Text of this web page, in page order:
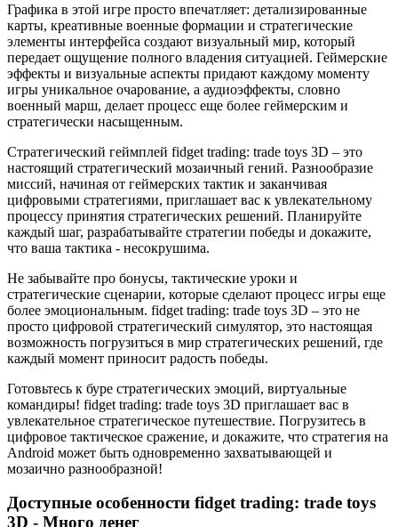
Графика в этой игре просто впечатляет: детализированные
карты, креативные военные формации и стратегические
элементы интерфейса создают визуальный мир, который
передает ощущение полного владения ситуацией. Геймерские
эффекты и визуальные аспекты придают каждому моменту
игры уникальное очарование, а аудиоэффекты, словно
военный марш, делает процесс еще более геймерским и
стратегически насыщенным.
Стратегический геймплей fidget trading: trade toys 3D – это
настоящий стратегический мозаичный гений. Разнообразие
миссий, начиная от геймерских тактик и заканчивая
цифровыми стратегиями, приглашает вас к увлекательному
процессу принятия стратегических решений. Планируйте
каждый шаг, разрабатывайте стратегии победы и докажите,
что ваша тактика - несокрушима.
Не забывайте про бонусы, тактические уроки и
стратегические сценарии, которые сделают процесс игры еще
более эмоциональным. fidget trading: trade toys 3D – это не
просто цифровой стратегический симулятор, это настоящая
возможность погрузиться в мир стратегических решений, где
каждый момент приносит радость победы.
Готовьтесь к буре стратегических эмоций, виртуальные
командиры! fidget trading: trade toys 3D приглашает вас в
увлекательное стратегическое путешествие. Погрузитесь в
цифровое тактическое сражение, и докажите, что стратегия на
Android может быть одновременно захватывающей и
мозаично разнообразной!
Доступные особенности fidget trading: trade toys
3D - Много денег